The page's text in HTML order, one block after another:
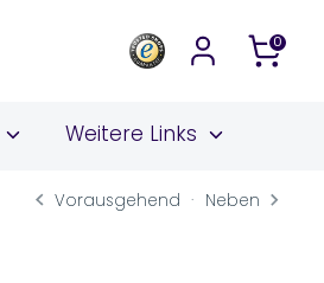
0
Weitere Links
Vorausgehend Neben